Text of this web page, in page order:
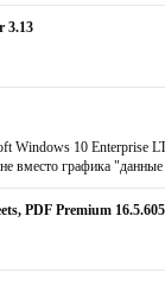
3.13
Windows 10 Enterprise
вместо графика "данные
PDF Premium